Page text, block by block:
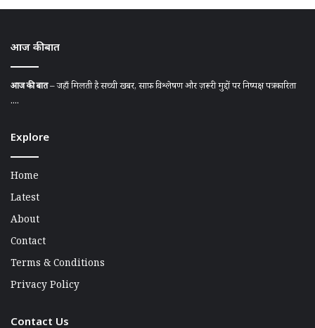
आज की बात
आज की बात– जहाँ मिलती है सच्ची खबर, साफ़ विश्लेषण और ज़रूरी मुद्दों पर निष्पक्ष पत्रकारिता
....
Explore
Home
Latest
About
Contact
Terms & Conditions
Privacy Policy
Contact Us